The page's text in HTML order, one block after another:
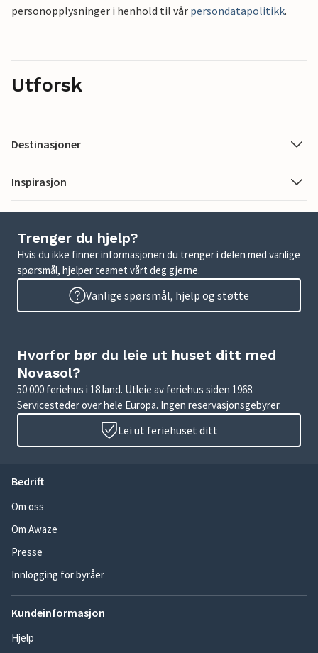
personopplysninger i henhold til vår persondatapolitikk.
Utforsk
Destinasjoner
Inspirasjon
Trenger du hjelp?
Hvis du ikke finner informasjonen du trenger i delen med vanlige
spørsmål, hjelper teamet vårt deg gjerne.
Vanlige spørsmål, hjelp og støtte
Hvorfor bør du leie ut huset ditt med
Novasol?
50 000 feriehus i 18 land. Utleie av feriehus siden 1968.
Servicesteder over hele Europa. Ingen reservasjonsgebyrer.
Lei ut feriehuset ditt
Bedrift
Om oss
Om Awaze
Presse
Innlogging for byråer
Kundeinformasjon
Hjelp